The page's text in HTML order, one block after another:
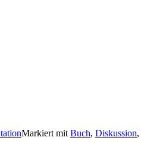
Markiert mit Buch, Diskussion,